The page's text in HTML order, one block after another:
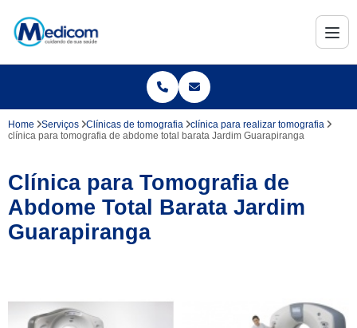
Home Serviços Clínicas de tomografia
clínica para realizar tomografia
clínica para tomografia de abdome total barata Jardim Guarapiranga
Clínica para Tomografia de
Abdome Total Barata Jardim
Guarapiranga